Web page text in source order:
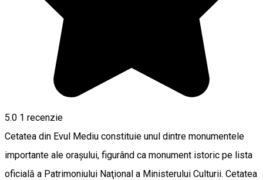
5.0 1 recenzie
Cetatea din Evul Mediu constituie unul dintre monumentele
importante ale oraşului, figurând ca monument istoric pe lista
oficială a Patrimoniului Naţional a Ministerului Culturii. Cetatea